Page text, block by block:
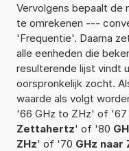
Vervolgens bepaalt de
te omrekenen ---
'Frequentie'. Daarna
alle eenheden die
resulterende lijst vindt
oorspronkelijk zocht.
waarde als volgt
'66 GHz to ZHz' of
Zettahertz' of '80
ZHz' of '70 GHz